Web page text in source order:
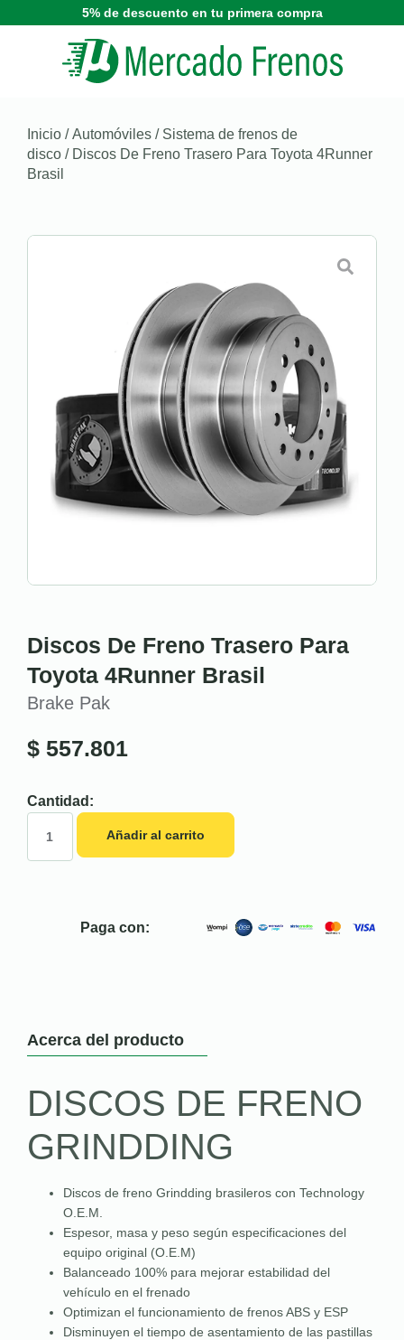
5% de descuento en tu primera compra
Inicio /Automóviles / Sistema de frenos de
disco / Discos De Freno Trasero Para Toyota 4Runner
Brasil
Discos De Freno Trasero Para
Toyota 4Runner Brasil
Brake Pak
$ 557.801
Cantidad:
Añadir al carrito
Paga con:
Acerca del producto
DISCOS DE FRENO
GRINDDING
Discos de freno Grindding brasileros con Technology
O.E.M.
Espesor, masa y peso según especificaciones del
equipo original (O.E.M)
Balanceado 100% para mejorar estabilidad del
vehículo en el frenado
Optimizan el funcionamiento de frenos ABS y ESP
Disminuyen el tiempo de asentamiento de las pastillas